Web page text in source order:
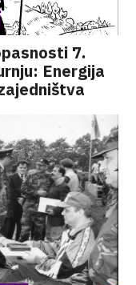
7.
Energija